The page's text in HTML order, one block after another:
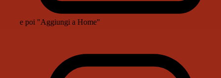
e poi "Aggiungi a Home"